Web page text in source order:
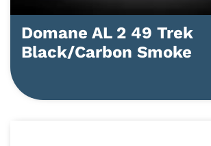
Domane AL 2 49 Trek
Black/Carbon Smoke